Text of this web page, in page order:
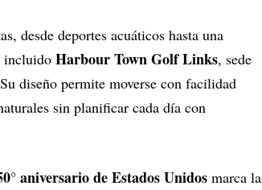
desde deportes acuáticos hasta una
incluido Harbour Town Golf Links, sede
diseño permite moverse con facilidad
sin planificar cada día con
aniversario de Estados Unidos marca la